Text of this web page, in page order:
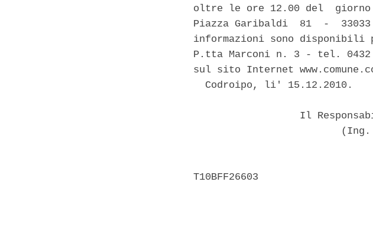
oltre le ore 12.00 del  giorno
Piazza Garibaldi  81  -
informazioni sono
P.tta Marconi n. 3 - tel. 0432
sul sito Internet
  Codroipo, li' 15.12.2010.
Il